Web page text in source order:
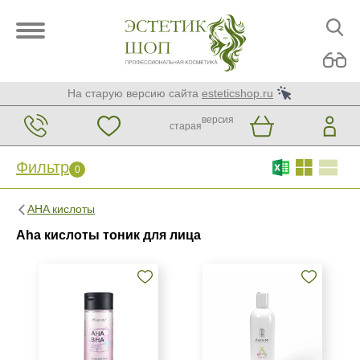
На старую версию сайта esteticshop.ru
старая
версия
Фильтр 0
AHA кислоты
Aha кислоты тоник для лица
Фильтр 0